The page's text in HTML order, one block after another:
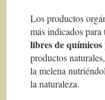
Los productos
más indicados para
libres de químicos
productos
la melena
la naturaleza.